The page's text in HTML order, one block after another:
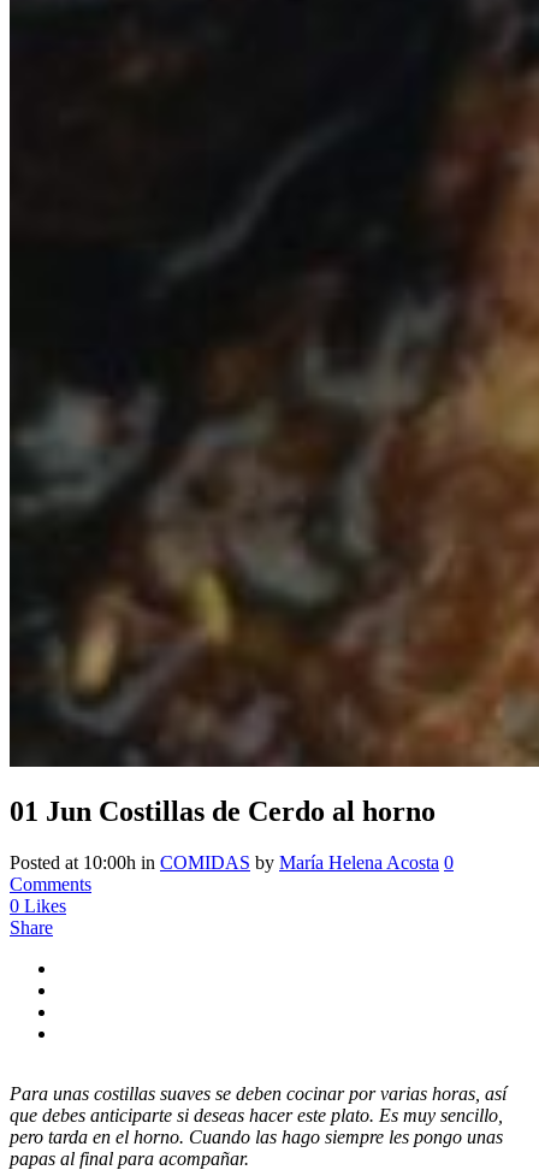
01 Jun Costillas de Cerdo al horno
Posted at 10:00h in COMIDAS by María Helena Acosta 0
Comments
0 Likes
Share
Para unas costillas suaves se deben cocinar por varias horas, así
que debes anticiparte si deseas hacer este plato. Es muy sencillo,
pero tarda en el horno. Cuando las hago siempre les pongo unas
papas al final para acompañar.